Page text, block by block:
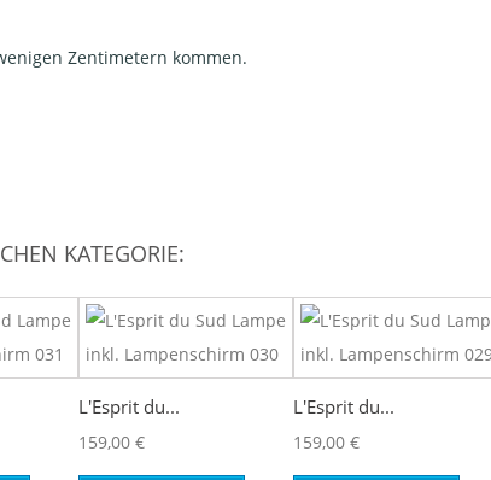
Zentimetern kommen.
KATEGORIE:
L'Esprit du...
159,00 €
L'Esprit du...
159,00 €